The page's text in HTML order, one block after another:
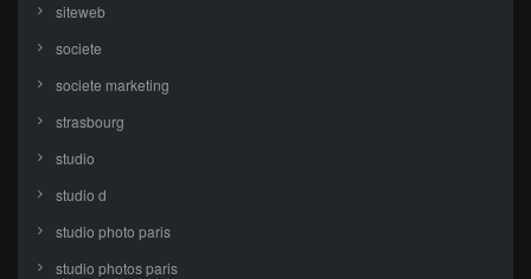
siteweb
societe
societe marketing
strasbourg
studio
studio d
studio photo paris
studio photos paris